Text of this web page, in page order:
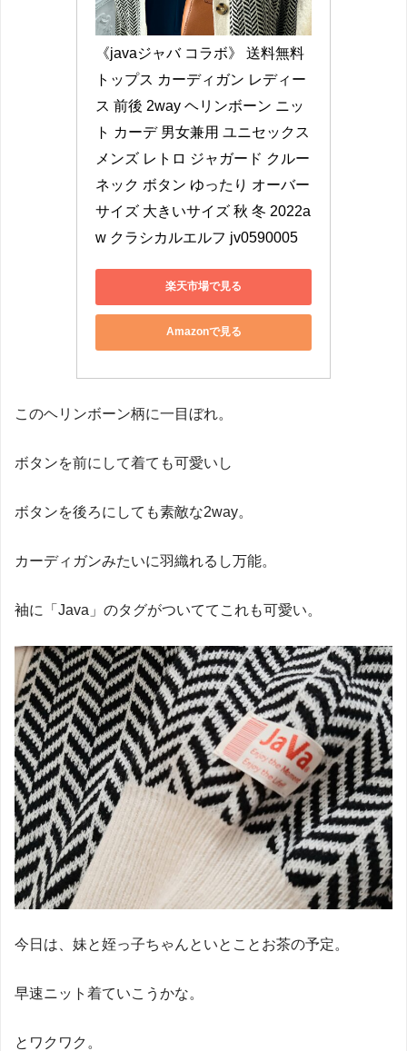
《javaジャバ コラボ》 送料無料
トップス カーディガン レディー
ス 前後 2way ヘリンボーン ニッ
ト カーデ 男女兼用 ユニセックス
メンズ レトロ ジャガード クルー
ネック ボタン ゆったり オーバー
サイズ 大きいサイズ 秋 冬 2022a
w クラシカルエルフ jv0590005
楽天市場で見る
Amazonで見る
このヘリンボーン柄に一目ぼれ。
ボタンを前にして着ても可愛いし
ボタンを後ろにしても素敵な2way。
カーディガンみたいに羽織れるし万能。
袖に「Java」のタグがついててこれも可愛い。
今日は、妹と姪っ子ちゃんといとことお茶の予定。
早速ニット着ていこうかな。
とワクワク。